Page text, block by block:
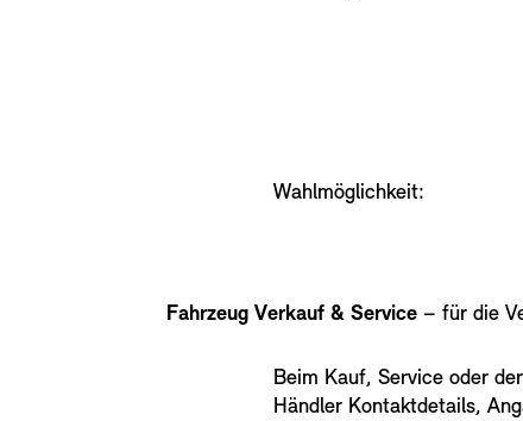
Wahlmöglichkeit:
Fahrzeug Verkauf & Service – für die
Beim Kauf, Service oder
Händler Kontaktdetails,